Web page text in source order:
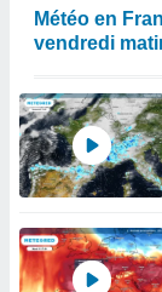
Météo en
vendredi